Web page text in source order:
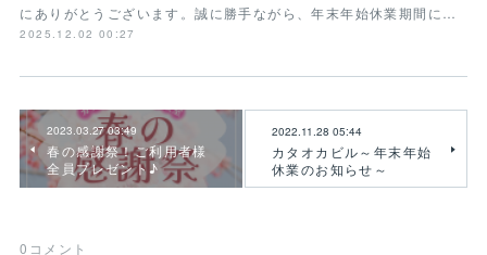
にありがとうございます。誠に勝手ながら、年末年始休業期間に…
2025.12.02 00:27
2023.03.27 03:49
春の感謝祭！ご利用者様
全員プレゼント♪
2022.11.28 05:44
カタオカビル～年末年始
休業のお知らせ～
0 コメント